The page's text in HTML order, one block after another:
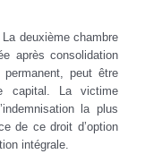
deuxième chambre
après consolidation
peut être
capital. La victime
la plus
de ce droit d’option
intégrale.